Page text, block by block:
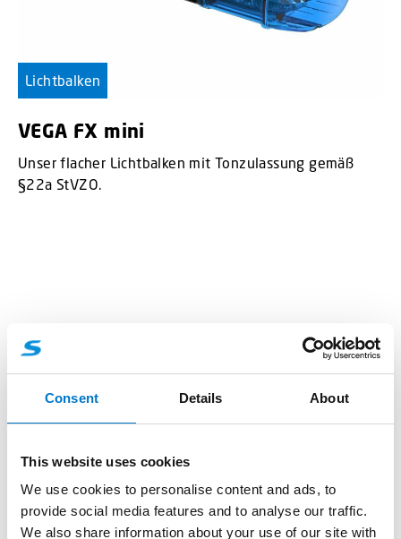
Consent Details About
This website uses cookies
We use cookies to personalise content and ads, to
provide social media features and to analyse our traffic.
We also share information about your use of our site with
Lichtbalken
VEGA FX mini
Unser flacher Lichtbalken mit Tonzulassung gemäß
§22a StVZO.
Lichtbalken